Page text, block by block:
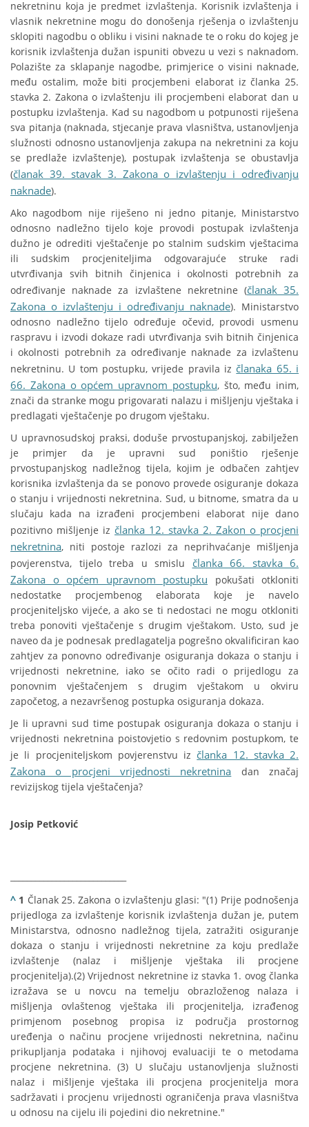
nekretninu koja je predmet izvlaštenja. Korisnik izvlaštenja i
vlasnik nekretnine mogu do donošenja rješenja o izvlaštenju
sklopiti nagodbu o obliku i visini naknade te o roku do kojeg je
korisnik izvlaštenja dužan ispuniti obvezu u vezi s naknadom.
Polazište za sklapanje nagodbe, primjerice o visini naknade,
među ostalim, može biti procjembeni elaborat iz članka 25.
stavka 2. Zakona o izvlaštenju ili procjembeni elaborat dan u
postupku izvlaštenja. Kad su nagodbom u potpunosti riješena
sva pitanja (naknada, stjecanje prava vlasništva, ustanovljenja
služnosti odnosno ustanovljenja zakupa na nekretnini za koju
se predlaže izvlaštenje), postupak izvlaštenja se obustavlja
(članak 39. stavak 3. Zakona o izvlaštenju i određivanju
naknade).
Ako nagodbom nije riješeno ni jedno pitanje, Ministarstvo
odnosno nadležno tijelo koje provodi postupak izvlaštenja
dužno je odrediti vještačenje po stalnim sudskim vještacima
ili sudskim procjeniteljima odgovarajuće struke radi
utvrđivanja svih bitnih činjenica i okolnosti potrebnih za
određivanje naknade za izvlaštene nekretnine (članak 35.
Zakona o izvlaštenju i određivanju naknade). Ministarstvo
odnosno nadležno tijelo određuje očevid, provodi usmenu
raspravu i izvodi dokaze radi utvrđivanja svih bitnih činjenica
i okolnosti potrebnih za određivanje naknade za izvlaštenu
nekretninu. U tom postupku, vrijede pravila iz članaka 65. i
66. Zakona o općem upravnom postupku, što, među inim,
znači da stranke mogu prigovarati nalazu i mišljenju vještaka i
predlagati vještačenje po drugom vještaku.
U upravnosudskoj praksi, doduše prvostupanjskoj, zabilježen
je primjer da je upravni sud poništio rješenje
prvostupanjskog nadležnog tijela, kojim je odbačen zahtjev
korisnika izvlaštenja da se ponovo provede osiguranje dokaza
o stanju i vrijednosti nekretnina. Sud, u bitnome, smatra da u
slučaju kada na izrađeni procjembeni elaborat nije dano
pozitivno mišljenje iz članka 12. stavka 2. Zakon o procjeni
nekretnina, niti postoje razlozi za neprihvaćanje mišljenja
povjerenstva, tijelo treba u smislu članka 66. stavka 6.
Zakona o općem upravnom postupku pokušati otkloniti
nedostatke procjembenog elaborata koje je navelo
procjeniteljsko vijeće, a ako se ti nedostaci ne mogu otkloniti
treba ponoviti vještačenje s drugim vještakom. Usto, sud je
naveo da je podnesak predlagatelja pogrešno okvalificiran kao
zahtjev za ponovno određivanje osiguranja dokaza o stanju i
vrijednosti nekretnine, iako se očito radi o prijedlogu za
ponovnim vještačenjem s drugim vještakom u okviru
započetog, a nezavršenog postupka osiguranja dokaza.
Je li upravni sud time postupak osiguranja dokaza o stanju i
vrijednosti nekretnina poistovjetio s redovnim postupkom, te
je li procjeniteljskom povjerenstvu iz članka 12. stavka 2.
Zakona o procjeni vrijednosti nekretnina dan značaj
revizijskog tijela vještačenja?
Josip Petković
^ 1 Članak 25. Zakona o izvlaštenju glasi: "(1) Prije podnošenja
prijedloga za izvlaštenje korisnik izvlaštenja dužan je, putem
Ministarstva, odnosno nadležnog tijela, zatražiti osiguranje
dokaza o stanju i vrijednosti nekretnine za koju predlaže
izvlaštenje (nalaz i mišljenje vještaka ili procjene
procjenitelja).(2) Vrijednost nekretnine iz stavka 1. ovog članka
izražava se u novcu na temelju obrazloženog nalaza i
mišljenja ovlaštenog vještaka ili procjenitelja, izrađenog
primjenom posebnog propisa iz područja prostornog
uređenja o načinu procjene vrijednosti nekretnina, načinu
prikupljanja podataka i njihovoj evaluaciji te o metodama
procjene nekretnina. (3) U slučaju ustanovljenja služnosti
nalaz i mišljenje vještaka ili procjena procjenitelja mora
sadržavati i procjenu vrijednosti ograničenja prava vlasništva
u odnosu na cijelu ili pojedini dio nekretnine."